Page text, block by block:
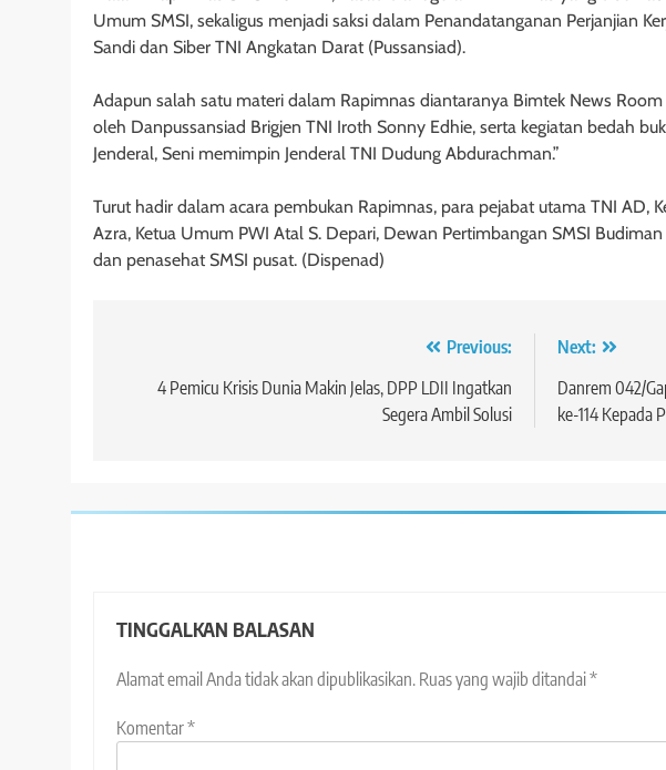
Umum SMSI, sekaligus menjadi saksi dalam Penandatanganan Perjanjian
Sandi dan Siber TNI Angkatan Darat (Pussansiad).
Adapun salah satu materi dalam Rapimnas diantaranya Bimtek News
oleh Danpussansiad Brigjen TNI Iroth Sonny Edhie, serta kegiatan bedah
Jenderal, Seni memimpin Jenderal TNI Dudung Abdurachman.”
Turut hadir dalam acara pembukan Rapimnas, para pejabat utama TNI AD,
Azra, Ketua Umum PWI Atal S. Depari, Dewan Pertimbangan SMSI
dan penasehat SMSI pusat. (Dispenad)
Previous:
4 Pemicu Krisis Dunia Makin Jelas, DPP LDII Ingatkan
Segera Ambil Solusi
Next:
Danrem 042/
ke-114 Kepada
TINGGALKAN BALASAN
Alamat email Anda tidak akan dipublikasikan. Ruas yang wajib ditandai*
Komentar*